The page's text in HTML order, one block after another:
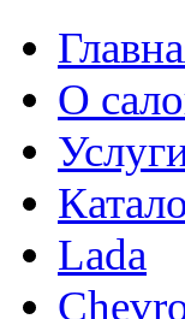
О
Lada